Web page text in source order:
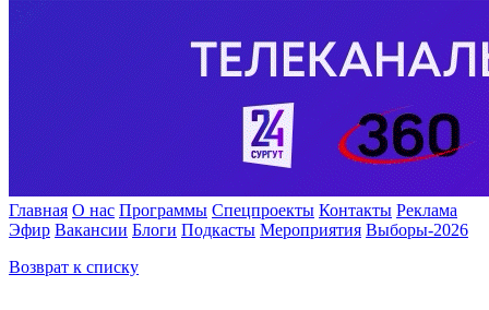
Главная О нас Программы Спецпроекты Контакты Реклама
Эфир Вакансии Блоги Подкасты Мероприятия Выборы-2026
Возврат к списку